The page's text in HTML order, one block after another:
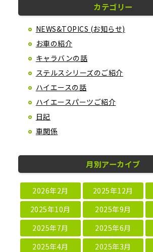
カテゴリー
NEWS&TOPICS (お知らせ)
お車の紹介
キャラバンの話
ステルスシリーズのご紹介
ハイエースの話
ハイエースパーツご紹介
日記
車関係
月別アーカイブ
2026年2月 2025年12月
2025年10月
2025年9月
2025年7月
2025年6月
2025年4月
2025年3月